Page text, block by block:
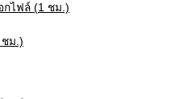
กไฟล์ (1 ชม.)
ม.)